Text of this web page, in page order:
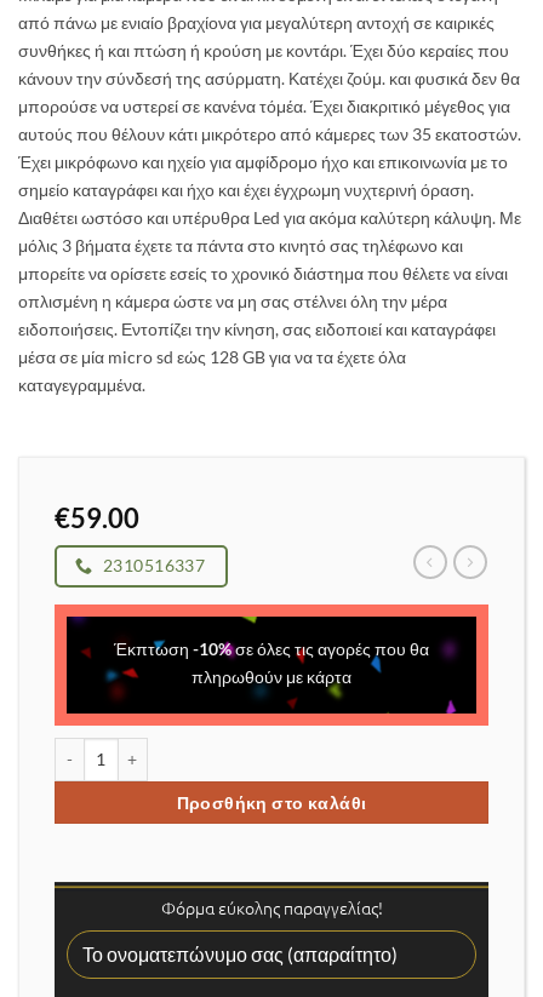
από πάνω με ενιαίο βραχίονα για μεγαλύτερη αντοχή σε καιρικές
συνθήκες ή και πτώση ή κρούση με κοντάρι. Έχει δύο κεραίες που
κάνουν την σύνδεσή της ασύρματη. Κατέχει ζούμ. και φυσικά δεν θα
μπορούσε να υστερεί σε κανένα τόμέα. Έχει διακριτικό μέγεθος για
αυτούς που θέλουν κάτι μικρότερο από κάμερες των 35 εκατοστών.
Έχει μικρόφωνο και ηχείο για αμφίδρομο ήχο και επικοινωνία με το
σημείο καταγράφει και ήχο και έχει έγχρωμη νυχτερινή όραση.
Διαθέτει ωστόσο και υπέρυθρα Led για ακόμα καλύτερη κάλυψη. Με
μόλις 3 βήματα έχετε τα πάντα στο κινητό σας τηλέφωνο και
μπορείτε να ορίσετε εσείς το χρονικό διάστημα που θέλετε να είναι
οπλισμένη η κάμερα ώστε να μη σας στέλνει όλη την μέρα
ειδοποιήσεις. Εντοπίζει την κίνηση, σας ειδοποιεί και καταγράφει
μέσα σε μία micro sd εώς 128 GB για να τα έχετε όλα
καταγεγραμμένα.
€59.00
2310516337
Έκπτωση -10%σε όλες τις αγορές που θα
πληρωθούν με κάρτα
Προσθήκη στο καλάθι
Φόρμα εύκολης παραγγελίας!